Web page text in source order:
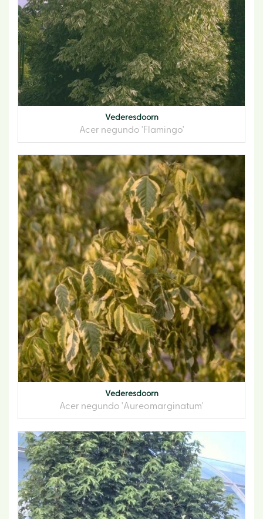
Vederesdoorn
Acer negundo 'Flamingo'
Vederesdoorn
Acer negundo 'Aureomarginatum'